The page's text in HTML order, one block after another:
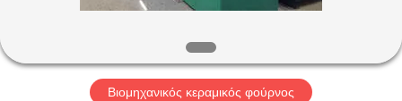
ΣΧΕΤΙΚΆ
ΜΕ
Βιομηχανικός κεραμικός φούρνος